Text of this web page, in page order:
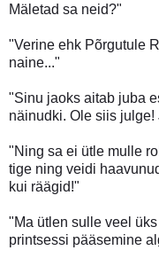
Mäletad sa neid?"
"Verine ehk Põrgutule
naine..."
"Sinu jaoks aitab juba
näinudki. Ole siis julge!
"Ning sa ei ütle mulle
tige ning veidi
kui räägid!"
"Ma ütlen sulle veel
printsessi pääsemine